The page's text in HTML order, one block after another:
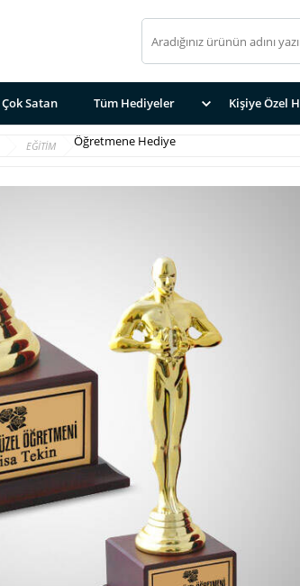
Çok Satan Tüm Hediyeler Kişiye Özel
EĞİTİM Öğretmene Hediye